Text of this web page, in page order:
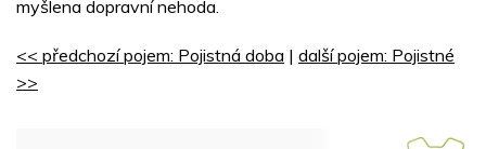
myšlena dopravní nehoda.
<< předchozí pojem: Pojistná doba | další pojem: Pojistné
>>